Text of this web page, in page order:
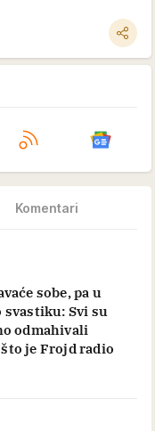
Komentari
sobe, pa u
svastiku: Svi su
odmahivali
je Frojd radio